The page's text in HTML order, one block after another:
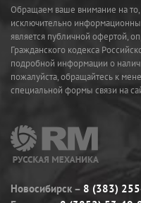
Обращаем ваше внимание на то,
исключительно
является публичной офертой,
Гражданского кодекса
подробной информации о
пожалуйста, обращайтесь к
специальной формы связи на
Новосибирск
8 (383)